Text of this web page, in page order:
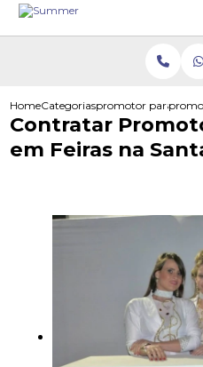
HomeCategoriaspromotor para
Contratar
em Feiras na